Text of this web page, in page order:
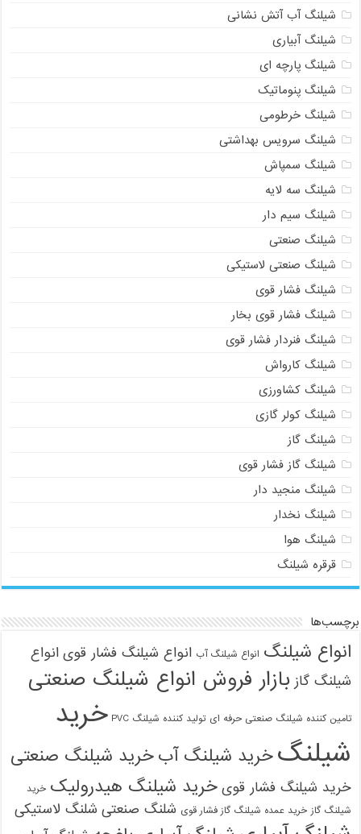
شیلنگ آب آتش نشانی
شیلنگ آبیاری
شیلنگ پارچه ای
شیلنگ پنوماتیک
شیلنگ خرطومی
شیلنگ سرویس بهداشتی
شیلنگ سمپاش
شیلنگ سه لایه
شیلنگ سیم دار
شیلنگ صنعتی
شیلنگ صنعتی لاستیکی
شیلنگ فشار قوی
شیلنگ فشار قوی بخار
شیلنگ فنردار فشار قوی
شیلنگ کارواش
شیلنگ کشاورزی
شیلنگ کولر گازی
شیلنگ گاز
شیلنگ گاز فشار قوی
شیلنگ منجید دار
شیلنگ نخدار
شیلنگ هوا
قرقره شیلنگ
برچسب‌ها
انواع شیلنگ انواع شیلنگ آب انواع شیلنگ فشار قوی انواع
شیلنگ گاز بازار فروش انواع شیلنگ صنعتی
تامین کننده شیلنگ صنعتی حرفه ای تولید کننده شیلنگ PVC
خرید
شیلنگخرید شیلنگ آبخرید شیلنگ صنعتی
خرید شیلنگ فشار قوی خرید شیلنگ هیدرولیک خرید
شیلنگ گاز خرید عمده شیلنگ گاز فشار قوی شلنگ صنعتی شلنگ لاستیکی